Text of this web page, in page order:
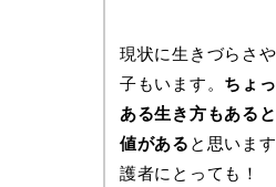
現状に生きづらさ
子もいます。 ちょ
ある生き方もある
値がある と思いま
護者にとっても！